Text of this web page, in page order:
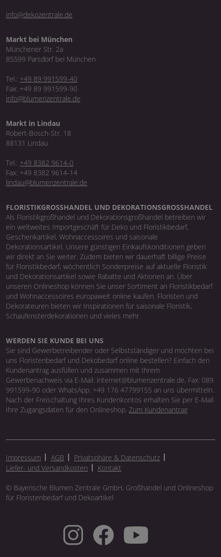
info@dekozentrale.de
Markt bei München
Münchener Str. 2a
85599 Parsdorf bei München
Tel.: +49 89 991599-40
Fax: +49 89 991599-90
info@blumenzentrale.de
Markt in Lindau
Robert-Bosch-Str. 18
88131 Lindau
Tel.: +49 8382 9614-0
Fax: +49 8382 9614-14
lindau@blumenzentrale.de
FLORISTIKGROSSHANDEL UND DEKORATIONSGROSSHANDEL
Als Floristikgroßhandel und Dekorationsgroßhandel betreiben wir
ein weltweites Importgeschäft für Deko und Floristikbedarf,
Geschenkartikel, Wohnaccessoires und saisonale
Dekorationsartikel. Unsere günstigen Einkaufskonditionen geben
wir direkt an Sie weiter. Zudem bieten wir dauerhaft billige Preise
für Floristikbedarf, wöchentlich Sonderpreise auf aktuelle Floristik
und Dekorationsartikel sowie Rabatte und Aktionen an. Über
unseren Onlineshop können Sie unser Sortiment an Floristikbedarf
und Wohnaccessoires europaweit online kaufen. Floristen und
Dekorateuren bieten wir Inspirationen für saisonale Floristik,
Schaufensterdekorationen und vieles mehr.
WERDEN SIE KUNDE BEI UNS
Sie sind Gewerbetreibender oder Selbstständiger und möchten bei
uns Floristenbedarf und Dekobedarf online bestellen? Einfach den
Kundenantrag ausfüllen und zusammen mit Ihrem
Gewerbenachweis via E-Mail: internet@blumenzentrale.de, Fax: 089
991599-90 oder WhatsApp: +49 176 47799155 an uns übermitteln.
Nach der Freischaltung Ihres Kundenkontos erhalten Sie per E-Mail
Ihre Zugangsdaten für den Onlineshop. Zum Kundenantrag
Impressum AGB
Privatsphäre & Datenschutz
Liefer- und Versandkosten
Kontakt
© Bayerische Blumen Zentrale GmbH, Großhandel und Onlineshop
für Floristenbedarf und Dekoartikel